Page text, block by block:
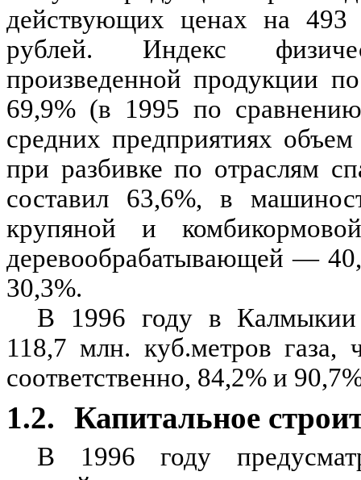
действующих ценах на
рублей. Индекс
произведенной продукции
69,9% (в 1995 по
средних предприятиях
при разбивке по отраслям
составил 63,6%, в
крупяной и
деревообрабатывающей —
30,3%.
В 1996 году в
118,7 млн. куб.метров газа,
соответственно, 84,2% и
1.2. Капитальное
В 1996 году